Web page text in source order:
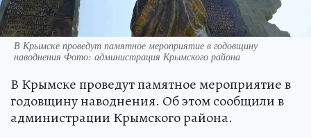
В Крымске проведут памятное мероприятие в годовщину
наводнения Фото: администрация Крымского района
В Крымске проведут памятное мероприятие в
годовщину наводнения. Об этом сообщили в
администрации Крымского района.